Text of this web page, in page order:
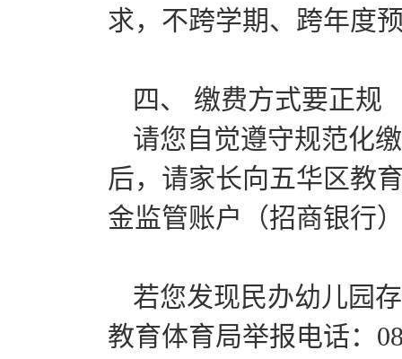
求，不跨学期、跨年度
四、 缴费方式要正规
请您自觉遵守规范化
后，请家长向五华区教
金监管账户（招商银行
若您发现民办幼儿园
教育体育局举报电话：